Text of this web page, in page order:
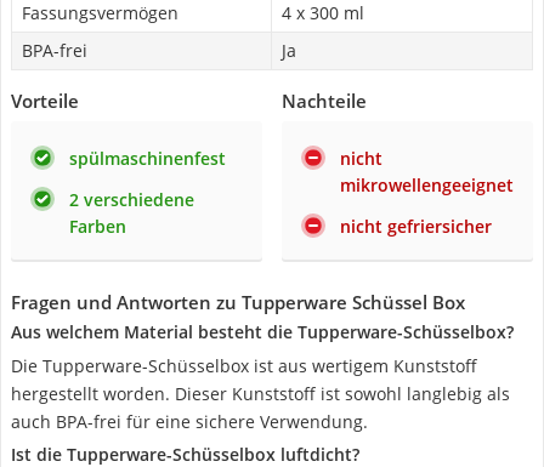
Fassungsvermögen
4 x 300 ml
BPA-frei
Ja
Vorteile
spülmaschinenfest
2 verschiedene
Farben
Nachteile
nicht
mikrowellengeeignet
nicht gefriersicher
Fragen und Antworten zu Tupperware Schüssel Box
Aus welchem Material besteht die Tupperware-Schüsselbox?
Die Tupperware-Schüsselbox ist aus wertigem Kunststoff
hergestellt worden. Dieser Kunststoff ist sowohl langlebig als
auch BPA-frei für eine sichere Verwendung.
Ist die Tupperware-Schüsselbox luftdicht?